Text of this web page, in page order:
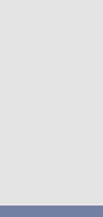
instagram
op mastodon